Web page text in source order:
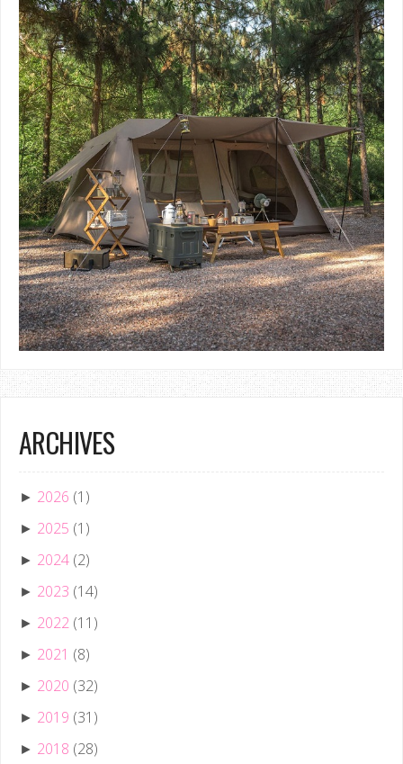
ARCHIVES
► 2026 (1)
► 2025 (1)
► 2024 (2)
► 2023 (14)
► 2022 (11)
► 2021 (8)
► 2020 (32)
► 2019 (31)
► 2018 (28)